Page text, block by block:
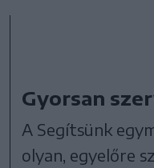
Gyorsan
A Segítsünk
olyan, egyelőre